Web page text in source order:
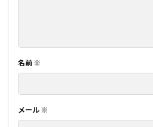
名前 ※
メール ※